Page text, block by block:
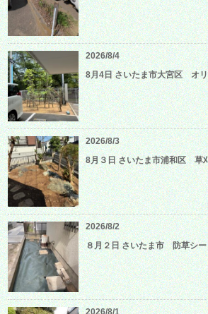
2026/8/4
8月4日 さいたま市大宮区 オ
2026/8/3
8月３日 さいたま市浦和区 草
2026/8/2
８月２日 さいたま市 防草シー
2026/8/1